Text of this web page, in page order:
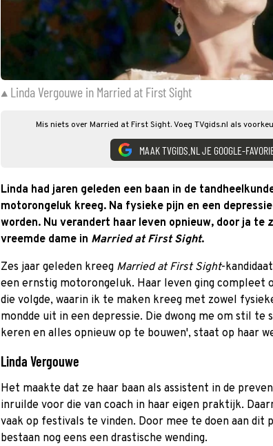
Linda Vergouwe in Married at First Sight
Mis niets over Married at First Sight. Voeg TVgids.nl als
MAAK TVGIDS.NL JE GOOGLE-
Linda had jaren geleden een baan in de
motorongeluk kreeg. Na fysieke pijn en een
worden. Nu verandert haar leven opnieuw, door ja te
vreemde dame in Married at First Sight.
Zes jaar geleden kreeg Married at First Sight-
een ernstig motorongeluk. Haar leven ging compleet
die volgde, waarin ik te maken kreeg met zowel
mondde uit in een depressie. Die dwong me om stil te
keren en alles opnieuw op te bouwen', staat op haar
Linda Vergouwe
Het maakte dat ze haar baan als assistent in de
inruilde voor die van coach in haar eigen praktijk.
vaak op festivals te vinden. Door mee te doen aan dit
bestaan nog eens een drastische wending.